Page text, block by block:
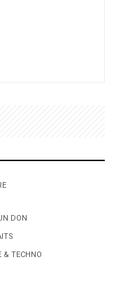
drame
DON
& TECHNO